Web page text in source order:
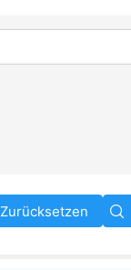
Zurücksetzen